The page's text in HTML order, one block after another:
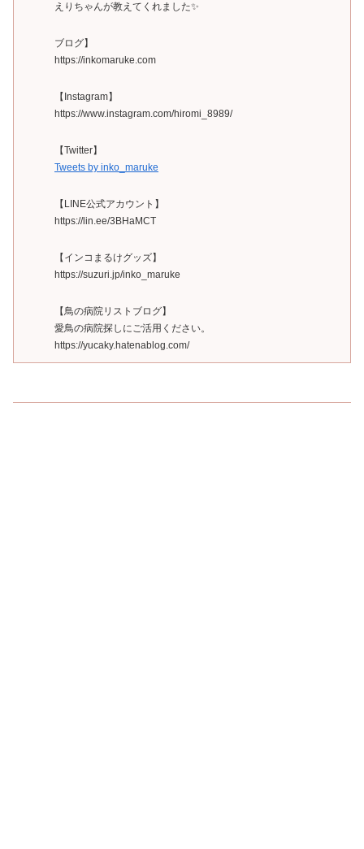
えりちゃんが教えてくれました✨
ブログ】
https://inkomaruke.com
【Instagram】
https://www.instagram.com/hiromi_8989/
【Twitter】
Tweets by inko_maruke
【LINE公式アカウント】
https://lin.ee/3BHaMCT
【インコまるけグッズ】
https://suzuri.jp/inko_maruke
【鳥の病院リストブログ】
愛鳥の病院探しにご活用ください。
https://yucaky.hatenablog.com/